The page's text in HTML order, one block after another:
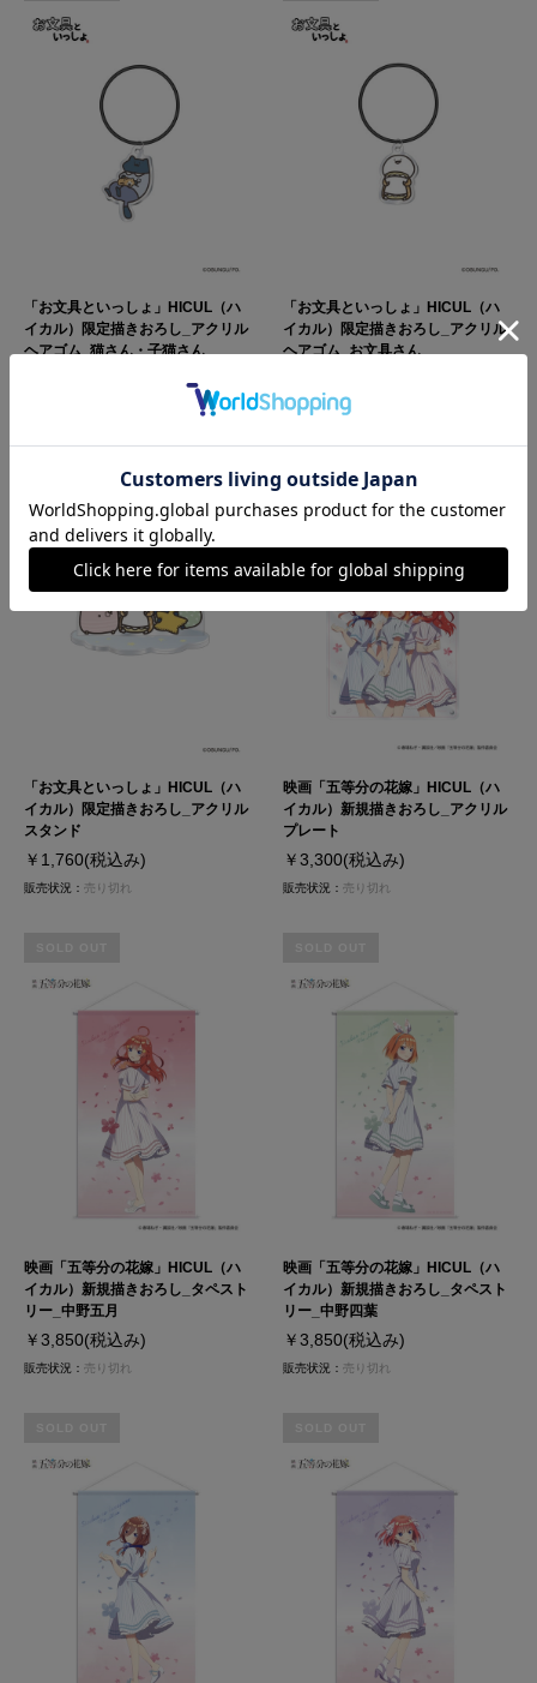
「お文具といっしょ」HICUL（ハ
イカル）限定描きおろし_アクリル
ヘアゴム_猫さん・子猫さん
「お文具といっしょ」HICUL（ハ
イカル）限定描きおろし_アクリル
ヘアゴム_お文具さん
販売状況：売り切れ
「お文具といっしょ」HICUL（ハ
イカル）限定描きおろし_アクリル
スタンド
￥1,760(税込み)
販売状況： 売り切れ
映画「五等分の花嫁」HICUL（ハ
イカル）新規描きおろし_アクリル
プレート
￥3,300(税込み)
販売状況：売り切れ
映画「五等分の花嫁」HICUL（ハ
イカル）新規描きおろし_タペスト
リー_中野五月
￥3,850(税込み)
販売状況： 売り切れ
映画「五等分の花嫁」HICUL（ハ
イカル）新規描きおろし_タペスト
リー_中野四葉
￥3,850(税込み)
販売状況：売り切れ